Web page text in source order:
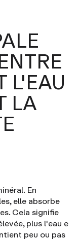
L'EAU
LA
En
elle absorbe
Cela signifie
plus l'eau e
peu ou pas